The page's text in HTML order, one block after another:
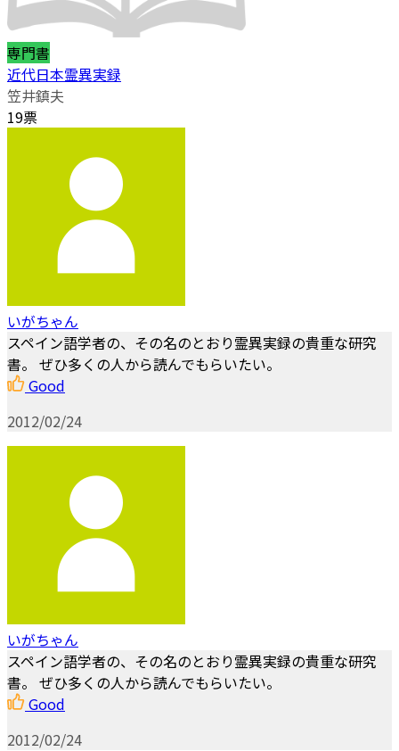
専門書
近代日本霊異実録
笠井鎮夫
19票
いがちゃん
スペイン語学者の、その名のとおり霊異実録の貴重な研究
書。 ぜひ多くの人から読んでもらいたい。
Good
2012/02/24
いがちゃん
スペイン語学者の、その名のとおり霊異実録の貴重な研究
書。 ぜひ多くの人から読んでもらいたい。
Good
2012/02/24